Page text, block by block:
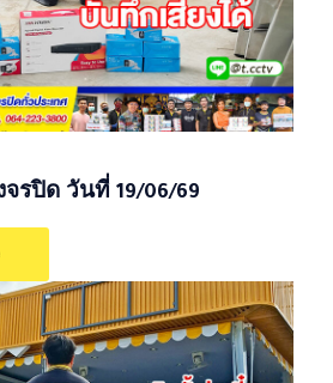
รปิด วันที่ 19/06/69